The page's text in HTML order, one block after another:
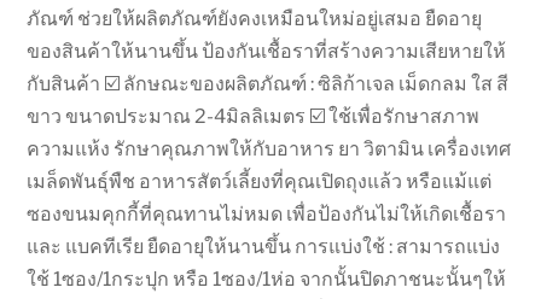
ภัณฑ์ ช่วยให้ผลิตภัณฑ์ยังคงเหมือนใหม่อยู่เสมอ ยืดอายุ
ของสินค้าให้นานขึ้น ป้องกันเชื้อราที่สร้างความเสียหายให้
กับสินค้า ☑️ ลักษณะของผลิตภัณฑ์ : ซิลิก้าเจล เม็ดกลม ใส สี
ขาว ขนาดประมาณ 2-4มิลลิเมตร ☑️ ใช้เพื่อรักษาสภาพ
ความแห้ง รักษาคุณภาพให้กับอาหาร ยา วิตามิน เครื่องเทศ
เมล็ดพันธุ์พืช อาหารสัตว์เลี้ยงที่คุณเปิดถุงแล้ว หรือแม้แต่
ซองขนมคุกกี้ที่คุณทานไม่หมด เพื่อป้องกันไม่ให้เกิดเชื้อรา
และ แบคทีเรีย ยืดอายุให้นานขึ้น การแบ่งใช้ : สามารถแบ่ง
ใช้ 1ซอง/1กระปุก หรือ 1ซอง/1ห่อ จากนั้นปิดภาชนะนั้นๆให้